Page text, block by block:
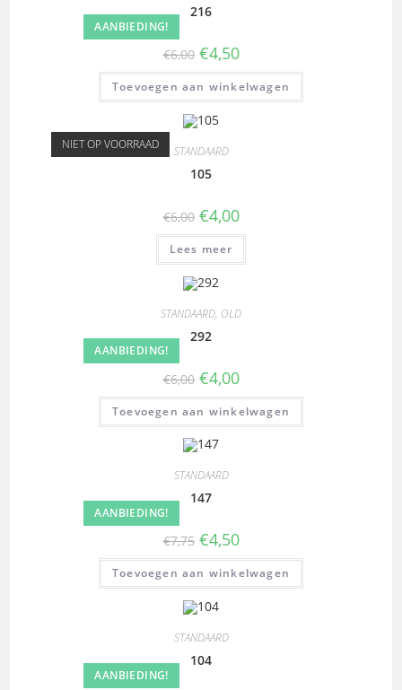
AANBIEDING!
216
€6,00 €4,50
Toevoegen aan winkelwagen
NIET OP VOORRAAD STANDAARD
105
€6,00 €4,00
Lees meer
AANBIEDING!
STANDAARD, OLD
292
€6,00 €4,00
Toevoegen aan winkelwagen
AANBIEDING!
STANDAARD
147
€7,75 €4,50
Toevoegen aan winkelwagen
AANBIEDING!
STANDAARD
104